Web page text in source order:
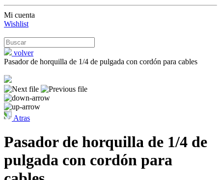
Mi cuenta
Wishlist
volver
Pasador de horquilla de 1/4 de pulgada con cordón para cables
Atras
Pasador de horquilla de 1/4 de
pulgada con cordón para